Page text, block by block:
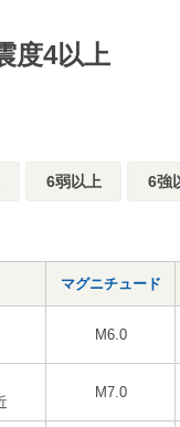
度4以上
6弱以上 6強
マグニチュード
M6.0
M7.0